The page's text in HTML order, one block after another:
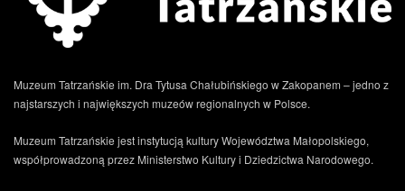
Muzeum Tatrzańskie im. Dra Tytusa Chałubińskiego w Zakopanem – jedno z
najstarszych i największych muzeów regionalnych w Polsce.
Muzeum Tatrzańskie jest instytucją kultury Województwa Małopolskiego,
współprowadzoną przez Ministerstwo Kultury i Dziedzictwa Narodowego.